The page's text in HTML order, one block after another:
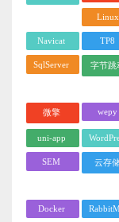
Linux
Navicat TP8
SqlServer 字节跳
微擎 wepy
uni-app
SEM 云存
Docker